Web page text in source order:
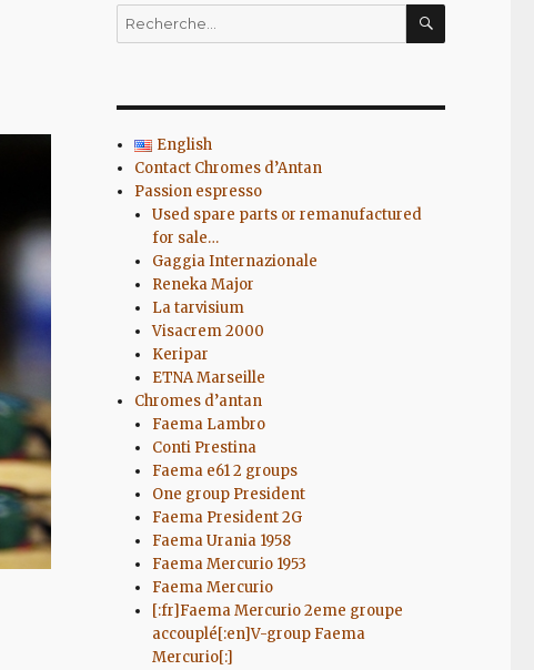
Recherche
pour
English
Contact Chromes d’Antan
Passion espresso
Used spare parts or remanufactured
for sale…
Gaggia Internazionale
Reneka Major
La tarvisium
Visacrem 2000
Keripar
ETNA Marseille
Chromes d’antan
Faema Lambro
Conti Prestina
Faema e61 2 groups
One group President
Faema President 2G
Faema Urania 1958
Faema Mercurio 1953
Faema Mercurio
[:fr]Faema Mercurio 2eme groupe
accouplé[:en]V-group Faema
Mercurio[:]